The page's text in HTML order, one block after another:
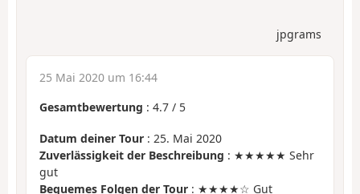
jpgrams
25 Mai 2020 um 16:44
Gesamtbewertung : 4.7 / 5
Datum deiner Tour : 25. Mai 2020
Zuverlässigkeit der Beschreibung : ★★★★★ Sehr
gut
Bequemes Folgen der Tour : ★★★★☆ Gut